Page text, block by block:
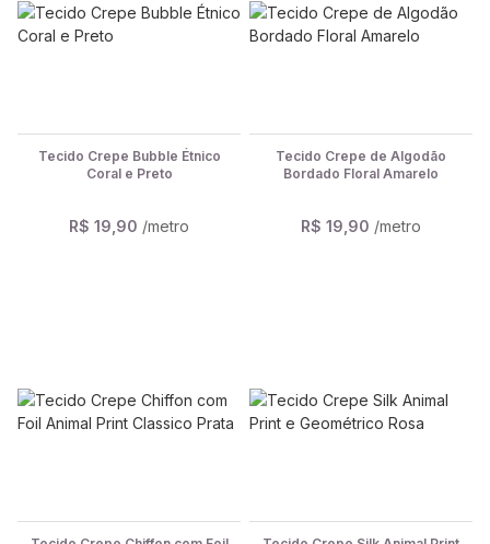
Tecido Crepe Bubble Étnico
Coral e Preto
R$ 19,90 /metro
Tecido Crepe de Algodão
Bordado Floral Amarelo
R$ 19,90 /metro